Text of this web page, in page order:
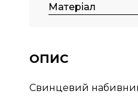
Матеріал
ОПИС
Свинцевий